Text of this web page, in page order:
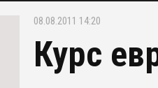
08.08.2011 14:20
Курс